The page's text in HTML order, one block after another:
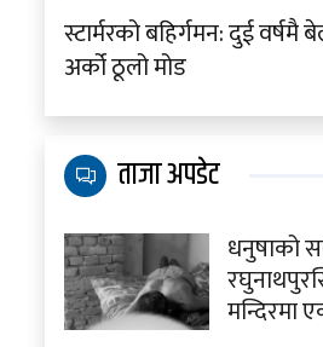
स्टार्मरको बहिर्गमन: दुई वर्षमै
अर्को ठूलो मोड
ताजा अपडेट
धनुषाको
मन्दिरमा